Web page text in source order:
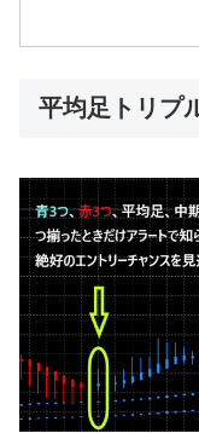
平均足トリプ